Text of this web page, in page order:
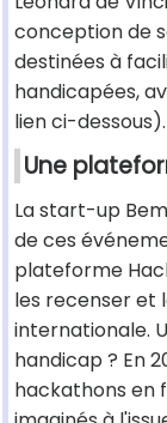
conception de
destinées à
handicapées,
lien ci-dessous).
Une
La start-up
de ces
plateforme
les recenser et
internationale.
handicap ? En
hackathons en